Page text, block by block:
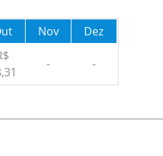
Nov
Dez
- -